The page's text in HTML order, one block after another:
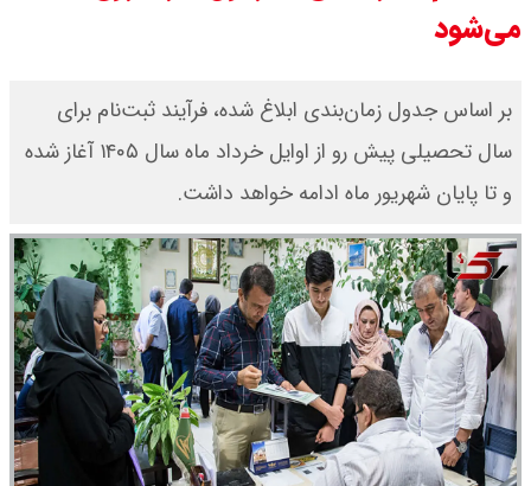
به تنگه هرمز را کلید زدند + جزییات
می‌شود
بر اساس جدول زمان‌بندی ابلاغ شده، فرآیند ثبت‌نام برای
سال تحصیلی پیش رو از اوایل خرداد ماه سال ۱۴۰۵ آغاز شده
و تا پایان شهریور ماه ادامه خواهد داشت.